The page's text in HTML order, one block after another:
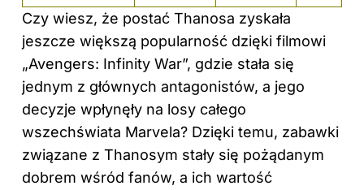
Czy wiesz, że postać Thanosa zyskała
jeszcze większą popularność dzięki filmowi
„Avengers: Infinity War”, gdzie stała się
jednym z głównych antagonistów, a jego
decyzje wpłynęły na losy całego
wszechświata Marvela? Dzięki temu, zabawki
związane z Thanosym stały się pożądanym
dobrem wśród fanów, a ich wartość